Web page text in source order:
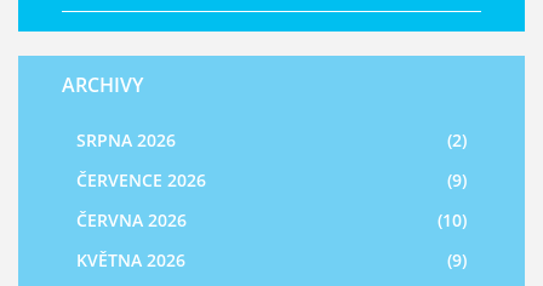
ARCHIVY
SRPNA 2026
(2)
ČERVENCE 2026
(9)
ČERVNA 2026
(10)
KVĚTNA 2026
(9)